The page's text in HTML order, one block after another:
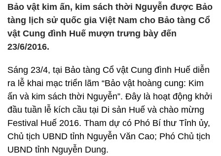
Bảo vật kim ấn, kim sách thời Nguyễn được Bảo
tàng lịch sử quốc gia Việt Nam cho Bảo tàng Cổ
vật Cung đình Huế mượn trưng bày đến
23/6/2016.
Sáng 23/4, tại Bảo tàng Cổ vật Cung đình Huế diễn
ra lễ khai mạc triển lãm “Bảo vật hoàng cung: Kim
ấn và kim sách thời Nguyễn”. Đây là hoạt động khởi
đầu tuần lễ kích cầu tại Di sản Huế và chào mừng
Festival Huế 2016. Tham dự có Phó Bí thư Tỉnh ủy,
Chủ tịch UBND tỉnh Nguyễn Văn Cao; Phó Chủ tịch
UBND tỉnh Nguyễn Dung.